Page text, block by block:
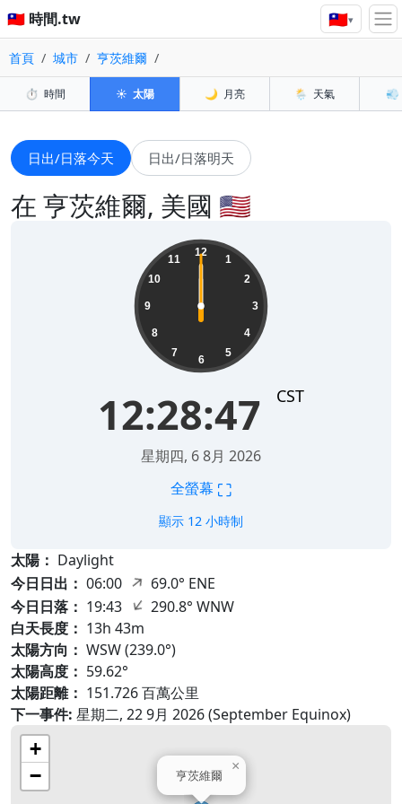
🇹🇼 時間.tw 🇹🇼▾
首頁 城市 亨茨維爾
⏱️ 時間 ☀️ 太陽 🌙 月亮 🌦️ 天氣 💨
日出/日落今天 日出/日落明天
在 亨茨維爾, 美國 🇺🇸
12
1
2
3
4
5
6
7
8
9
10
11
14:39:35 CST
2026年8月8日 星期六
全螢幕 ⛶
顯示 12 小時制
太陽： Daylight
今日日出： 06:00 ↑ 69.0° ENE
今日日落： 19:43 ↑ 290.8° WNW
白天長度： 13h 43m
太陽方向： WSW (239.0°)
太陽高度： 59.62°
太陽距離： 151.726 百萬公里
下一事件: 星期二, 22 9月 2026 (September Equinox)
亨茨維爾
×
+
−